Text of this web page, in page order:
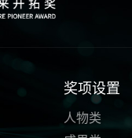
奖项设置
人物类